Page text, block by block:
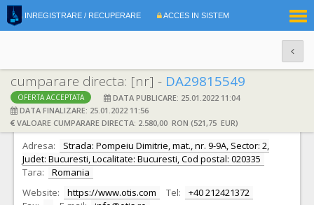
INREGISTRARE / RECUPERARE ACCES IN SISTEM
cumparare directa: [nr] - DA29815549
OFERTA ACCEPTATA
DATA PUBLICARE: 25.01.2022 11:04
DATA FINALIZARE: 25.01.2022 11:56
VALOARE CUMPARARE DIRECTA: 2.580,00 RON (521,75 EUR)
DATE IDENTIFICARE OFERTANT
Ofertant: S.C. OTIS LIFT S.R.L. S.R.L. CIF: 7782044
Adresa:
Strada: Pompeiu Dimitrie, mat., nr. 9-9A, Sector: 2,
Judet: Bucuresti, Localitate: Bucuresti, Cod postal: 020335
Tara:
Romania
Website:
https://www.otis.com Tel:
+40 212421372